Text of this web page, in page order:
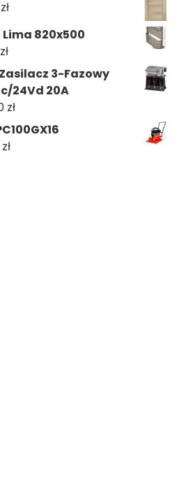
zł
820x500
zł
3-Fazowy
24Vd 20A
zł
zł